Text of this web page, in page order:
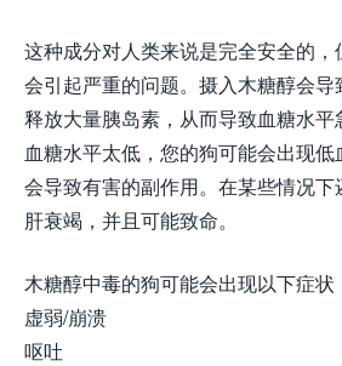
这种成分对人类来说是完全安全的
会引起严重的问题。摄入木糖醇会导
释放大量胰岛素，从而导致血糖​​水
血糖水平太低，您的狗可能会出现
会导致有害的副作用。在某些情况
肝衰竭，并且可能致命。
木糖醇中毒的狗可能会出现以下症状
虚弱/崩溃
呕吐